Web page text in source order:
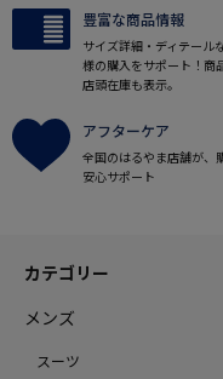
豊富な商品情報
サイズ詳細・ディテール
様の購入をサポート！商
店頭在庫も表示。
アフターケア
全国のはるやま店舗が、
安心サポート
カテゴリー
メンズ
スーツ